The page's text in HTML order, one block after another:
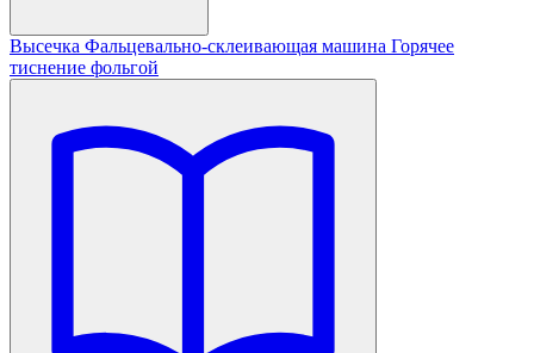
Высечка Фальцевально-склеивающая машина Горячее
тиснение фольгой